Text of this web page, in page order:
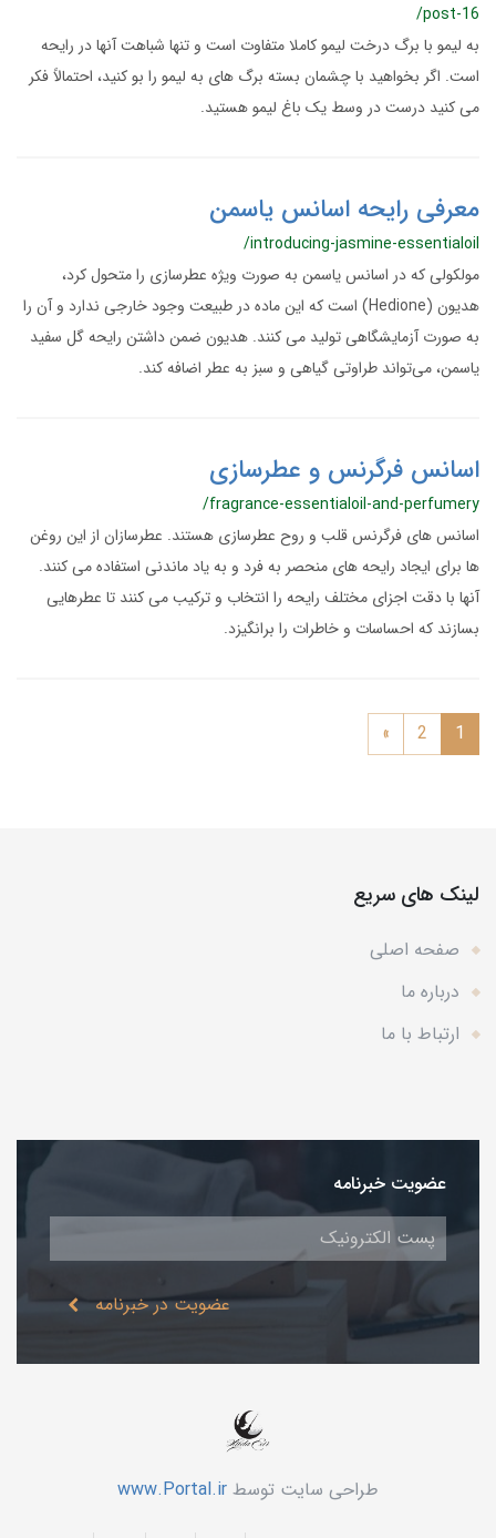
/post-16
به لیمو با برگ درخت لیمو کاملا متفاوت است و تنها شباهت آنها در رایحه
است. اگر بخواهید با چشمان بسته برگ های به لیمو را بو کنید، احتمالاً فکر
می کنید درست در وسط یک باغ لیمو هستید.
معرفی رایحه اسانس یاسمن
/introducing-jasmine-essentialoil
مولکولی که در اسانس یاسمن به صورت ویژه عطرسازی را متحول کرد،
هدیون (Hedione) است که این ماده در طبیعت وجود خارجی ندارد و آن‌ را
به صورت آزمایشگاهی تولید می کنند. هدیون ضمن داشتن رایحه گل سفید
یاسمن، می‌تواند طراوتی گیاهی و سبز به عطر اضافه کند.
اسانس فرگرنس و عطرسازی
/fragrance-essentialoil-and-perfumery
اسانس های فرگرنس قلب و روح عطرسازی هستند. عطرسازان از این روغن
ها برای ایجاد رایحه های منحصر به فرد و به یاد ماندنی استفاده می کنند.
آنها با دقت اجزای مختلف رایحه را انتخاب و ترکیب می کنند تا عطرهایی
بسازند که احساسات و خاطرات را برانگیزد.
1
2
»
لینک های سریع
صفحه اصلی
درباره ما
ارتباط با ما
عضویت خبرنامه
عضویت در خبرنامه
طراحی سایت توسط www.Portal.ir